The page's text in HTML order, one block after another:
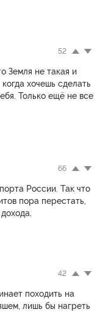
52
Земля не такая и
хочешь сделать
Только ещё не все
66
России. Так что
пора перестать,
42
походить на
лишь бы нагреть